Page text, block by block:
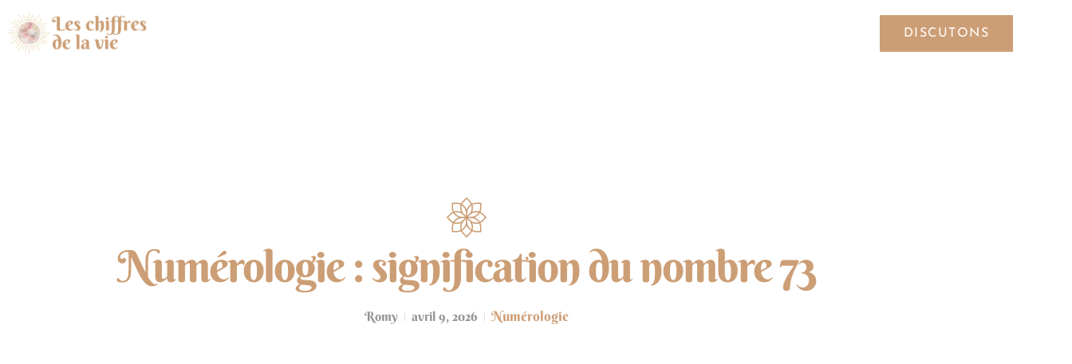
DISCUTONS
Numérologie : signification du nombre 73
Romy avril 9, 2026 Numérologie